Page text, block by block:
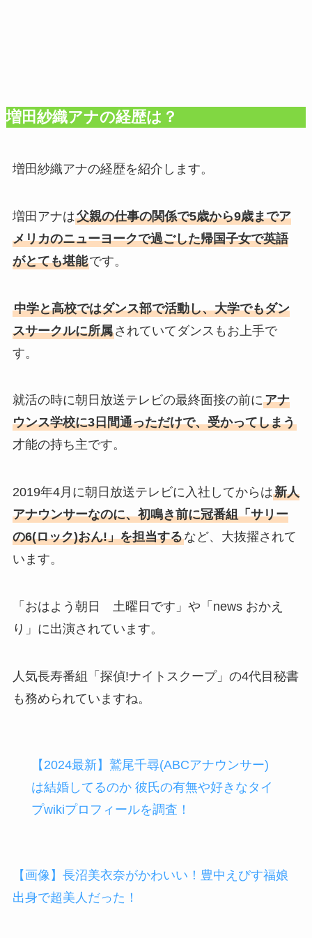
増田紗織アナの経歴は？
増田紗織アナの経歴を紹介します。
増田アナは父親の仕事の関係で5歳から9歳までア
メリカのニューヨークで過ごした帰国子女で英語
がとても堪能です。
中学と高校ではダンス部で活動し、大学でもダン
スサークルに所属されていてダンスもお上手で
す。
就活の時に朝日放送テレビの最終面接の前にアナ
ウンス学校に3日間通っただけで、受かってしまう
才能の持ち主です。
2019年4月に朝日放送テレビに入社してからは新人
アナウンサーなのに、初鳴き前に冠番組「サリー
の6(ロック)おん!」を担当するなど、大抜擢されて
います。
「おはよう朝日 土曜日です」や「news おかえ
り」に出演されています。
人気長寿番組「探偵!ナイトスクープ」の4代目秘書
も務められていますね。
【2024最新】鷲尾千尋(ABCアナウンサー)
は結婚してるのか 彼氏の有無や好きなタイ
プwikiプロフィールを調査！
【画像】長沼美衣奈がかわいい！豊中えびす福娘
出身で超美人だった！